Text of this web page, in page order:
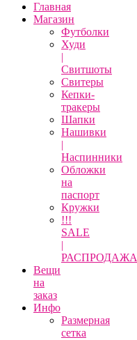
Главная
Магазин
Футболки
Худи
|
Свитшоты
Свитеры
Кепки-
тракеры
Шапки
Нашивки
|
Наспинники
Обложки
на
паспорт
Кружки
!!!
SALE
|
РАСПРОДАЖА
Вещи
на
заказ
Инфо
Размерная
сетка